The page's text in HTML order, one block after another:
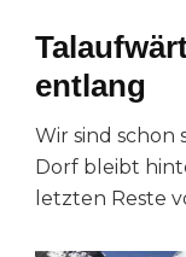
entlang
Wir sind schon
Dorf bleibt
letzten Reste